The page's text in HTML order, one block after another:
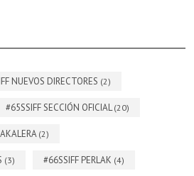
NUEVOS DIRECTORES (2)
#65SSIFF SECCIÓN OFICIAL(20)
(2)
(3) #66SSIFF PERLAK (4)